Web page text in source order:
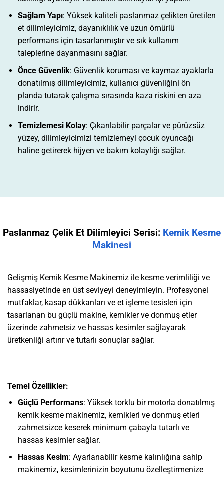
Sağlam Yapı: Yüksek kaliteli paslanmaz çelikten üretilen
et dilimleyicimiz, dayanıklılık ve uzun ömürlü
performans için tasarlanmıştır ve sık kullanım
taleplerine dayanmasını sağlar.
Önce Güvenlik: Güvenlik koruması ve kaymaz ayaklarla
donatılmış dilimleyicimiz, kullanıcı güvenliğini ön
planda tutarak çalışma sırasında kaza riskini en aza
indirir.
Temizlemesi Kolay: Çıkarılabilir parçalar ve pürüzsüz
yüzey, dilimleyicimizi temizlemeyi çocuk oyuncağı
haline getirerek hijyen ve bakım kolaylığı sağlar.
Paslanmaz Çelik Et Dilimleyici Serisi: Kemik Kesme
Makinesi
Gelişmiş Kemik Kesme Makinemiz ile kesme verimliliği ve
hassasiyetinde en üst seviyeyi deneyimleyin. Profesyonel
mutfaklar, kasap dükkanları ve et işleme tesisleri için
tasarlanan bu güçlü makine, kemikler ve donmuş etler
üzerinde zahmetsiz ve hassas kesimler sağlayarak
üretkenliği artırır ve tutarlı sonuçlar sağlar.
Temel Özellikler:
Güçlü Performans: Yüksek torklu bir motorla donatılmış
kemik kesme makinemiz, kemikleri ve donmuş etleri
zahmetsizce keserek minimum çabayla tutarlı ve
hassas kesimler sağlar.
Hassas Kesim: Ayarlanabilir kesme kalınlığına sahip
makinemiz, kesimlerinizin boyutunu özelleştirmenize